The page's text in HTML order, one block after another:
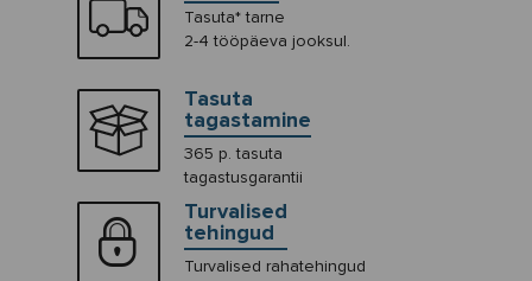
Tasuta* tarne
2-4 tööpäeva jooksul.
Tasuta
tagastamine
365 p. tasuta
tagastusgarantii
Turvalised
tehingud
Turvalised rahatehingud